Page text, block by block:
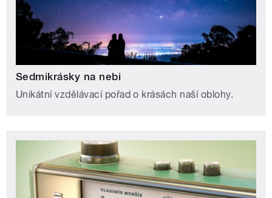
Sedmikrásky na nebi
Unikátní vzdělávací pořad o krásách naší oblohy.